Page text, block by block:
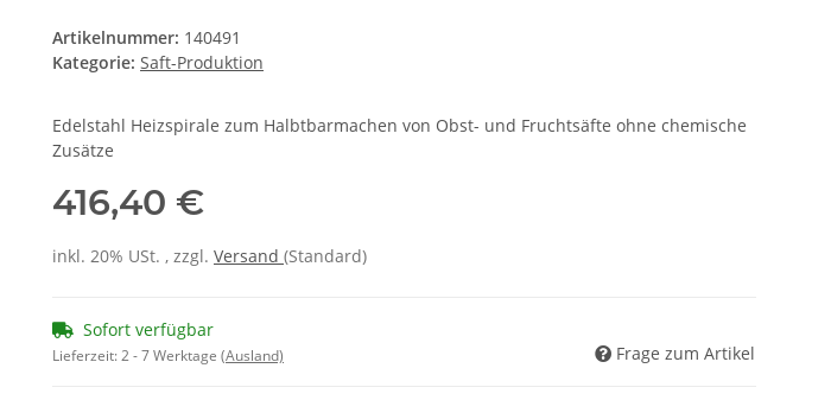
Artikelnummer: 140491
Kategorie: Saft-Produktion
Edelstahl Heizspirale zum Halbtbarmachen von Obst- und Fruchtsäfte ohne chemische
Zusätze
416,40 €
inkl. 20% USt. , zzgl. Versand (Standard)
Sofort verfügbar
Lieferzeit:2 - 7 Werktage (Ausland) Frage zum Artikel